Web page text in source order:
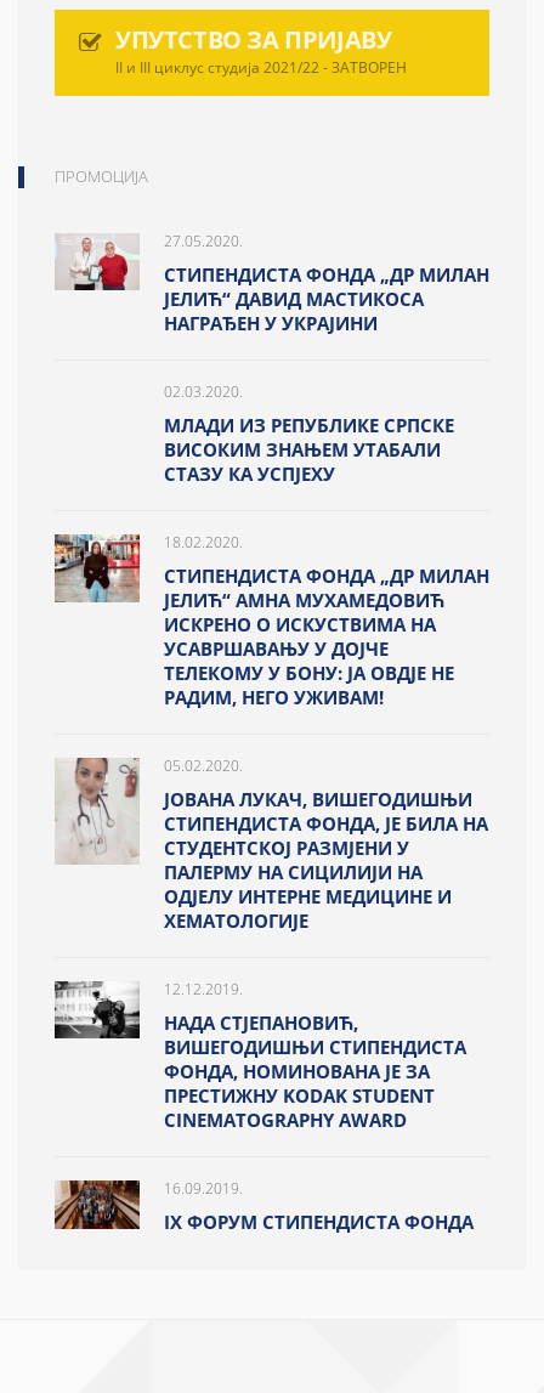
УПУТСТВО ЗА ПРИЈАВУ
II и III циклус студија 2021/22 - ЗАТВОРЕН
ПРОМОЦИЈА
27.05.2020.
СТИПЕНДИСТА ФОНДА „ДР МИЛАН
ЈЕЛИЋ“ ДАВИД МАСТИКОСА
НАГРАЂЕН У УКРАЈИНИ
02.03.2020.
МЛАДИ ИЗ РЕПУБЛИКЕ СРПСКЕ
ВИСОКИМ ЗНАЊЕМ УТАБАЛИ
СТАЗУ КА УСПЈЕХУ
18.02.2020.
СТИПЕНДИСТА ФОНДА „ДР МИЛАН
ЈЕЛИЋ“ АМНА МУХАМЕДОВИЋ
ИСКРЕНО О ИСКУСТВИМА НА
УСАВРШАВАЊУ У ДОЈЧЕ
ТЕЛЕКОМУ У БОНУ: ЈА ОВДЈЕ НЕ
РАДИМ, НЕГО УЖИВАМ!
05.02.2020.
ЈОВАНА ЛУКАЧ, ВИШЕГОДИШЊИ
СТИПЕНДИСТА ФОНДА, ЈЕ БИЛА НА
СТУДЕНТСКОЈ РАЗМЈЕНИ У
ПАЛЕРМУ НА СИЦИЛИЈИ НА
ОДЈЕЛУ ИНТЕРНЕ МЕДИЦИНЕ И
ХЕМАТОЛОГИЈЕ
12.12.2019.
НАДА СТЈЕПАНОВИЋ,
ВИШЕГОДИШЊИ СТИПЕНДИСТА
ФОНДА, НОМИНОВАНА ЈЕ ЗА
ПРЕСТИЖНУ KODAK STUDENT
CINEMATOGRAPHY AWARD
16.09.2019.
IX ФОРУМ СТИПЕНДИСТА ФОНДА